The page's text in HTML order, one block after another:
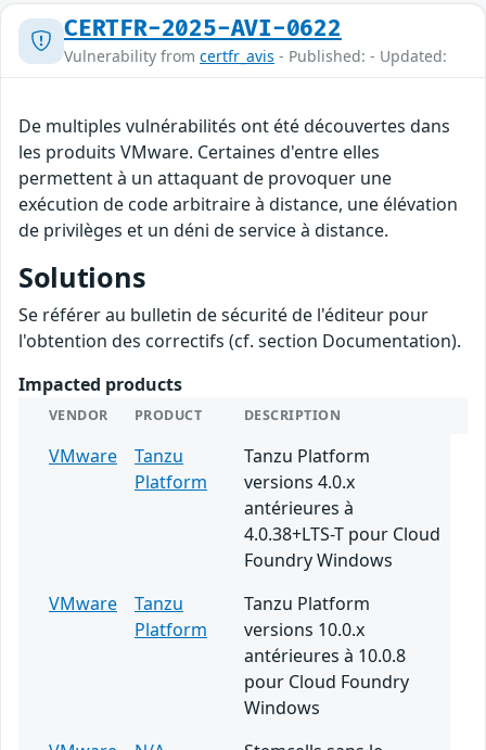
CERTFR-2025-AVI-0622
Vulnerability from certfr_avis - Published: - Updated:
De multiples vulnérabilités ont été découvertes dans
les produits VMware. Certaines d'entre elles
permettent à un attaquant de provoquer une
exécution de code arbitraire à distance, une élévation
de privilèges et un déni de service à distance.
Solutions
Se référer au bulletin de sécurité de l'éditeur pour
l'obtention des correctifs (cf. section Documentation).
Impacted products
VENDOR PRODUCT DESCRIPTION
VMware
Tanzu
Platform
Tanzu Platform
versions 4.0.x
antérieures à
4.0.38+LTS-T pour Cloud
Foundry Windows
VMware
Tanzu
Platform
Tanzu Platform
versions 10.0.x
antérieures à 10.0.8
pour Cloud Foundry
Windows